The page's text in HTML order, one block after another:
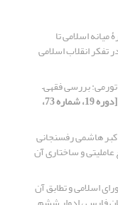
اسلامی تا
انقلاب اسلامی
بررسی فقهی–
[دوره 19، شماره 73،
هاشمی رفسنجانی
و ساختاری آن
اسلامی و تطابق آن